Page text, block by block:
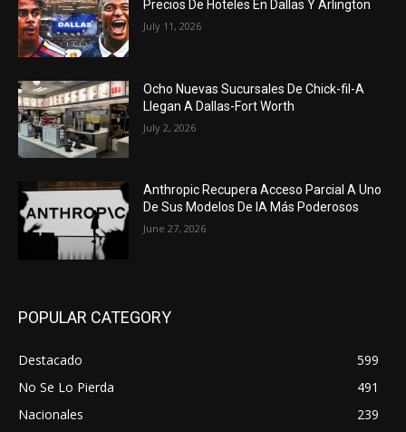
Precios De Hoteles En Dallas Y Arlington
July 11, 2026
Ocho Nuevas Sucursales De Chick-fil-A
Llegan A Dallas-Fort Worth
July 2, 2026
Anthropic Recupera Acceso Parcial A Uno
De Sus Modelos De IA Más Poderosos
June 27, 2026
POPULAR CATEGORY
Destacado
599
No Se Lo Pierda
491
Nacionales
239